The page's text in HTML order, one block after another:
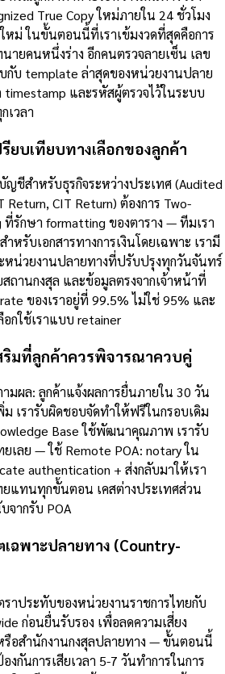
True Copy ใหม่ภายใน 24 ชั่วโมง
หม่ ในขั้นตอนนี้ที่เราเข้มงวดที่สุดคือการ
ายคนหนึ่งร่าง อีกคนตรวจลายเซ็น เลข
บ template ล่าสุดของหน่วยงานปลาย
และรหัสผู้ตรวจไว้ในระบบ
เวลา
ยบเทียบทางเลือกของลูกค้า
ญชีสำหรับธุรกิจระหว่างประเทศ (Audited
Return, CIT Return) ต้องการ Two-
ที่รักษา formatting ของตาราง — ทีมเรา
หรับเอกสารทางการเงินโดยเฉพาะ เรามี
หน่วยงานปลายทางที่ปรับปรุงทุกวันจันทร์
ถานกงสุล และข้อมูลตรงจากเจ้าหน้าที่
ของเราอยู่ที่ 99.5% ไม่ใช่ 95% และ
กใช้เราแบบ retainer
ริมที่ลูกค้าควรพิจารณาควบคู่
มผล: ลูกค้าแจ้งผลการยื่นภายใน 30 วัน
เรารับผิดชอบจัดทำให้ฟรีในกรอบเดิม
Base ใช้พัฒนาคุณภาพ เรารับ
เลย — ใช้ Remote POA: notary ใน
authentication + ส่งกลับมาให้เรา
ยแทนทุกขั้นตอน เคสต่างประเทศส่วน
จากรับ POA
เฉพาะปลายทาง (Country-
ราประทับของหน่วยงานราชการไทยกับ
ก่อนยื่นรับรอง เพื่อลดความเสี่ยง
รือสำนักงานกงสุลปลายทาง — ขั้นตอนนี้
กันการเสียเวลา 5-7 วันทำการในการ